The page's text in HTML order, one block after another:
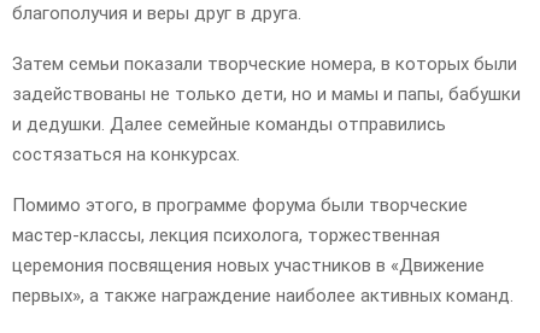
благополучия и веры друг в друга.
Затем семьи показали творческие номера, в которых были
задействованы не только дети, но и мамы и папы, бабушки
и дедушки. Далее семейные команды отправились
состязаться на конкурсах.
Помимо этого, в программе форума были творческие
мастер-классы, лекция психолога, торжественная
церемония посвящения новых участников в «Движение
первых», а также награждение наиболее активных команд.